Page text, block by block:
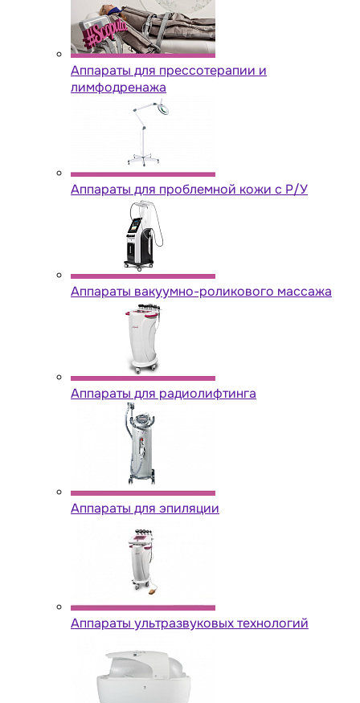
Аппараты для прессотерапии и
лимфодренажа
Аппараты для проблемной кожи с Р/У
Аппараты вакуумно-роликового массажа
Аппараты для радиолифтинга
Аппараты для эпиляции
Аппараты ультразвуковых технологий